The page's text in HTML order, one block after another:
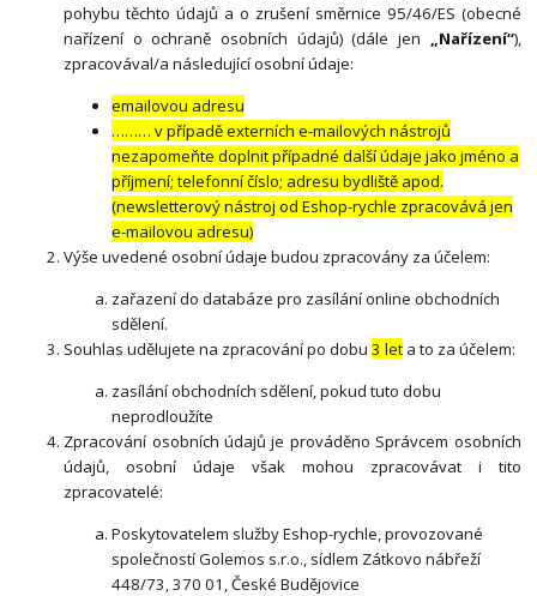
pohybu těchto údajů a o zrušení směrnice 95/46/ES (obecné
nařízení o ochraně osobních údajů) (dále jen „Nařízení“),
zpracovával/a následující osobní údaje:
emailovou adresu
……… v případě externích e-mailových nástrojů
nezapomeňte doplnit případné další údaje jako jméno a
příjmení; telefonní číslo; adresu bydliště apod.
(newsletterový nástroj od Eshop-rychle zpracovává jen
e-mailovou adresu)
Výše uvedené osobní údaje budou zpracovány za účelem:
zařazení do databáze pro zasílání online obchodních
sdělení.
Souhlas udělujete na zpracování po dobu3 let a to za účelem:
zasílání obchodních sdělení, pokud tuto dobu
neprodloužíte
Zpracování osobních údajů je prováděno Správcem osobních
údajů, osobní údaje však mohou zpracovávat i tito
zpracovatelé:
Poskytovatelem služby Eshop-rychle, provozované
společností Golemos s.r.o., sídlem Zátkovo nábřeží
448/73, 370 01, České Budějovice